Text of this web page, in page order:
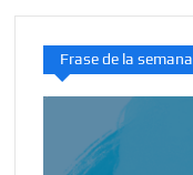
Frase de la semana